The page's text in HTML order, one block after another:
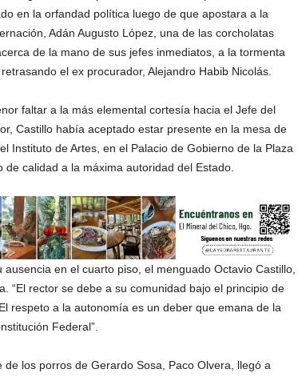
en la orfandad política luego de que apostara a la
Adán Augusto López, una de las corcholatas
de la mano de sus jefes inmediatos, a la tormenta
el ex procurador, Alejandro Habib Nicolás.
faltar a la más elemental cortesía hacia el Jefe del
Castillo había aceptado estar presente en la mesa de
Instituto de Artes, en el Palacio de Gobierno de la Plaza
calidad a la máxima autoridad del Estado.
en el cuarto piso, el menguado Octavio Castillo,
“El rector se debe a su comunidad bajo el principio de
respeto a la autonomía es un deber que emana de la
Federal”.
los porros de Gerardo Sosa, Paco Olvera, llegó a